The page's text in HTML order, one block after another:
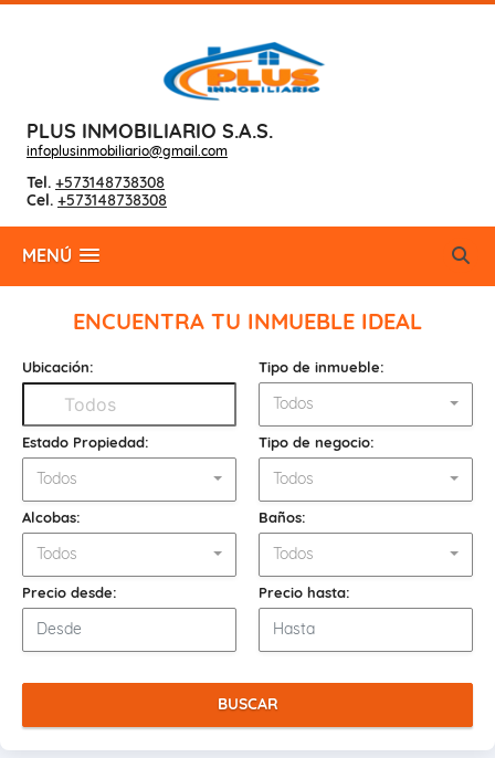
PLUS INMOBILIARIO S.A.S.
infoplusinmobiliario@gmail.com
Tel. +573148738308
Cel. +573148738308
MENÚ
ENCUENTRA TU INMUEBLE IDEAL
Ubicación: Tipo de inmueble:
Todos
Estado Propiedad:
Todos
Tipo de negocio:
Todos
Alcobas:
Todos
Baños:
Todos
Precio desde: Precio hasta:
BUSCAR